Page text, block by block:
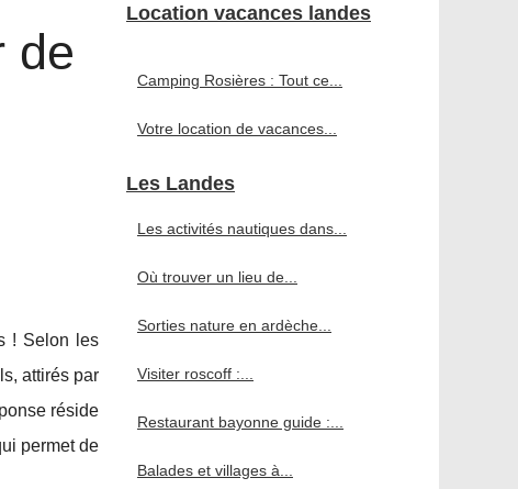
de
! Selon les
attirés par
réside
permet de
Location vacances landes
Camping Rosières : Tout ce...
Votre location de vacances...
Les Landes
Les activités nautiques dans...
Où trouver un lieu de...
Sorties nature en ardèche...
Visiter roscoff :...
Restaurant bayonne guide :...
Balades et villages à...